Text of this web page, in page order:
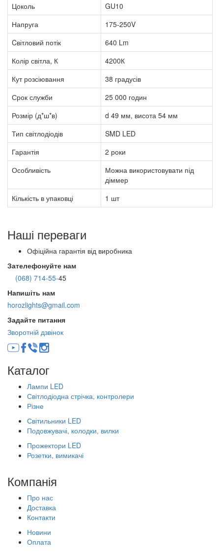
Цоколь
GU10
Напруга
175-250V
Cвітловий потік
640 Lm
Колір світла, К
4200К
Кут розсіювання
38 градусів
Срок служби
25 000 годин
Розмір (д*ш*в)
d 49 мм, висота 54 мм
Тип світлодіодів
SMD LED
Гарантія
2 роки
Особливість
Можна використовувати під
діммер
Кількість в упаковці
1 шт
Наші переваги
Офіційна гарантія від виробника
Зателефонуйте нам
(068) 714-55-45
Напишіть нам
horozlights@gmail.com
Задайте питання
Зворотній дзвінок
Каталог
Лампи LED
Світлодіодна стрічка, контролери
Різне
Світильники LED
Подовжувачі, колодки, вилки
Прожектори LED
Розетки, вимикачі
Компанія
Про нас
Доставка
Контакти
Новини
Оплата